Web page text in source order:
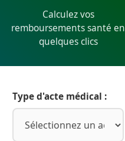
Calculez vos
remboursements santé en
quelques clics
Type d'acte médical :